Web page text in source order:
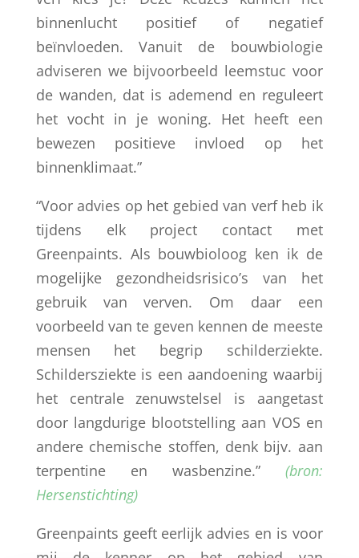
binnenlucht positief of negatief
beïnvloeden. Vanuit de bouwbiologie
adviseren we bijvoorbeeld leemstuc voor
de wanden, dat is ademend en reguleert
het vocht in je woning. Het heeft een
bewezen positieve invloed op het
binnenklimaat.”
“Voor advies op het gebied van verf heb ik
tijdens elk project contact met
Greenpaints. Als bouwbioloog ken ik de
mogelijke gezondheidsrisico’s van het
gebruik van verven. Om daar een
voorbeeld van te geven kennen de meeste
mensen het begrip schilderziekte.
Schildersziekte is een aandoening waarbij
het centrale zenuwstelsel is aangetast
door langdurige blootstelling aan VOS en
andere chemische stoffen, denk bijv. aan
terpentine en wasbenzine.” (bron:
Hersenstichting)
Greenpaints geeft eerlijk advies en is voor